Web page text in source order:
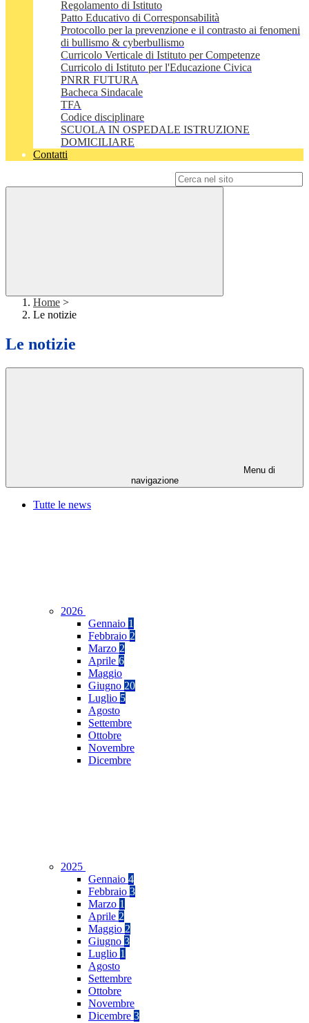
Regolamento di Istituto
Patto Educativo di Corresponsabilità
Protocollo per la prevenzione e il contrasto ai fenomeni
di bullismo & cyberbullismo
Curricolo Verticale di Istituto per Competenze
Curricolo di Istituto per l'Educazione Civica
PNRR FUTURA
Bacheca Sindacale
TFA
Codice disciplinare
SCUOLA IN OSPEDALE ISTRUZIONE
DOMICILIARE
Contatti
Home >
Le notizie
Le notizie
Menu di
navigazione
Tutte le news
2026
Gennaio 1
Febbraio 2
Marzo 2
Aprile 6
Maggio
Giugno 20
Luglio 5
Agosto
Settembre
Ottobre
Novembre
Dicembre
2025
Gennaio 4
Febbraio 3
Marzo 1
Aprile 2
Maggio 2
Giugno 3
Luglio 1
Agosto
Settembre
Ottobre
Novembre
Dicembre 3